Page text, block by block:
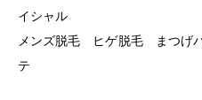
イシャル
メンズ脱毛 ヒゲ脱毛 まつげ
テ